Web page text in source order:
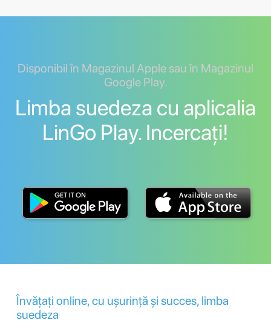
Disponibil în Magazinul Apple sau în Magazinul
Google Play.
Limba suedeza cu aplicalia
LinGo Play. Incercați!
Învățați online, cu ușurință și succes, limba
suedeza